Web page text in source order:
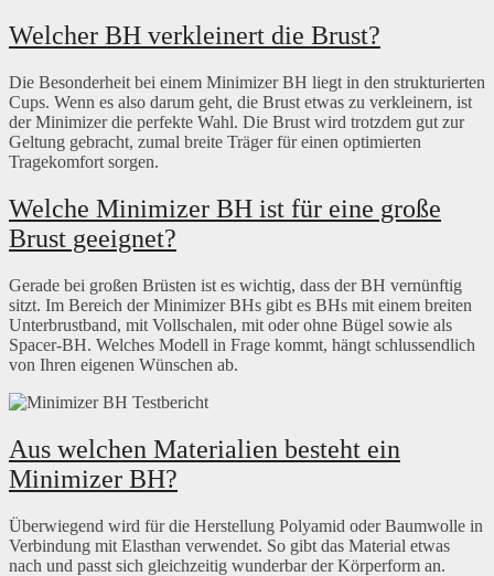
Welcher BH verkleinert die Brust?
Die Besonderheit bei einem Minimizer BH liegt in den strukturierten
Cups. Wenn es also darum geht, die Brust etwas zu verkleinern, ist
der Minimizer die perfekte Wahl. Die Brust wird trotzdem gut zur
Geltung gebracht, zumal breite Träger für einen optimierten
Tragekomfort sorgen.
Welche Minimizer BH ist für eine große
Brust geeignet?
Gerade bei großen Brüsten ist es wichtig, dass der BH vernünftig
sitzt. Im Bereich der Minimizer BHs gibt es BHs mit einem breiten
Unterbrustband, mit Vollschalen, mit oder ohne Bügel sowie als
Spacer-BH. Welches Modell in Frage kommt, hängt schlussendlich
von Ihren eigenen Wünschen ab.
Aus welchen Materialien besteht ein
Minimizer BH?
Überwiegend wird für die Herstellung Polyamid oder Baumwolle in
Verbindung mit Elasthan verwendet. So gibt das Material etwas
nach und passt sich gleichzeitig wunderbar der Körperform an.